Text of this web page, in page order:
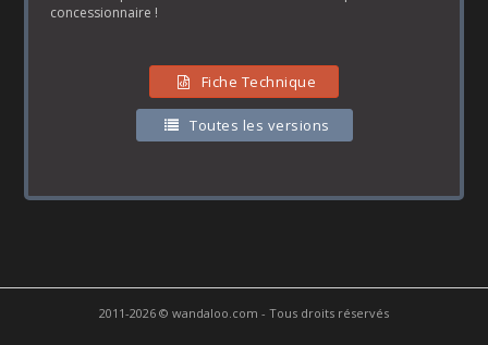
concessionnaire !
Fiche Technique
Toutes les versions
2011-2026 © wandaloo.com - Tous droits réservés